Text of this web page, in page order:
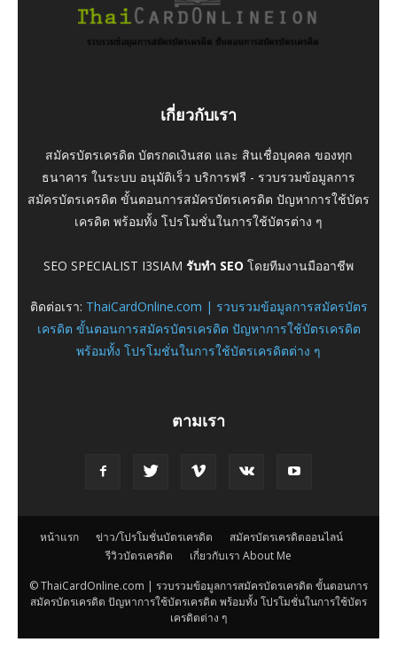
เกี่ยวกับเรา
สมัครบัตรเครดิต บัตรกดเงินสด และ สินเชื่อบุคคล ของทุก
ธนาคาร ในระบบ อนุมัติเร็ว บริการฟรี - รวบรวมข้อมูลการ
สมัครบัตรเครดิต ขั้นตอนการสมัครบัตรเครดิต ปัญหาการใช้บัตร
เครดิต พร้อมทั้ง โปรโมชั่นในการใช้บัตรต่าง ๆ
SEO SPECIALIST I3SIAM รับทำ SEO โดยทีมงานมืออาชีพ
ติดต่อเรา: ThaiCardOnline.com | รวบรวมข้อมูลการสมัครบัตร
เครดิต ขั้นตอนการสมัครบัตรเครดิต ปัญหาการใช้บัตรเครดิต
พร้อมทั้ง โปรโมชั่นในการใช้บัตรเครดิตต่าง ๆ
ตามเรา
หน้าแรก ข่าว/โปรโมชั่นบัตรเครดิต
สมัครบัตรเครดิตออนไลน์
รีวิวบัตรเครดิต
เกี่ยวกับเรา About Me
© ThaiCardOnline.com | รวบรวมข้อมูลการสมัครบัตรเครดิต ขั้นตอนการ
สมัครบัตรเครดิต ปัญหาการใช้บัตรเครดิต พร้อมทั้ง โปรโมชั่นในการใช้บัตร
เครดิตต่าง ๆ